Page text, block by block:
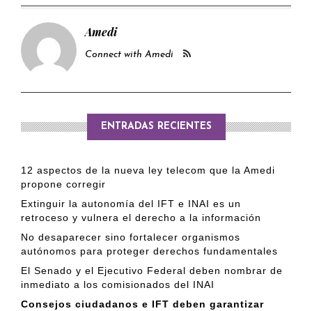
Amedi
Connect with Amedi
ENTRADAS RECIENTES
12 aspectos de la nueva ley telecom que la Amedi
propone corregir
Extinguir la autonomía del IFT e INAI es un
retroceso y vulnera el derecho a la información
No desaparecer sino fortalecer organismos
autónomos para proteger derechos fundamentales
El Senado y el Ejecutivo Federal deben nombrar de
inmediato a los comisionados del INAI
Consejos ciudadanos e IFT deben garantizar